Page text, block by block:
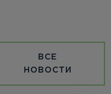
ВСЕ
НОВОСТИ